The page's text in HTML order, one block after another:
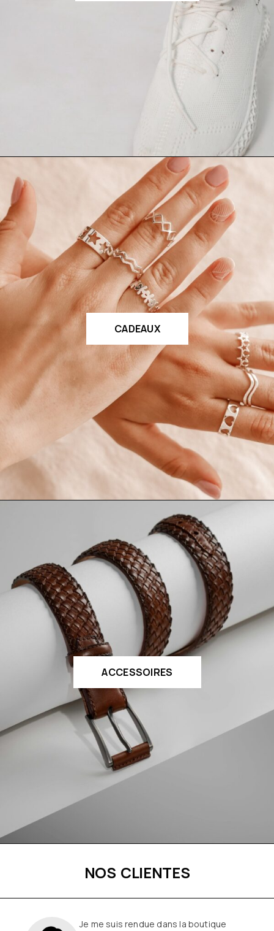
CADEAUX
ACCESSOIRES
NOS CLIENTES
Je me suis rendue dans la boutique